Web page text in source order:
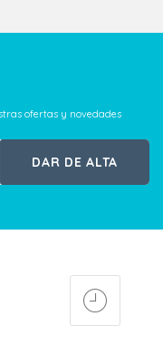
ofertas y novedades
DAR DE ALTA